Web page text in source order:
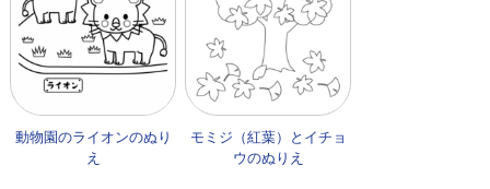
動物園のライオンのぬり
え
モミジ（紅葉）とイチョ
ウのぬりえ